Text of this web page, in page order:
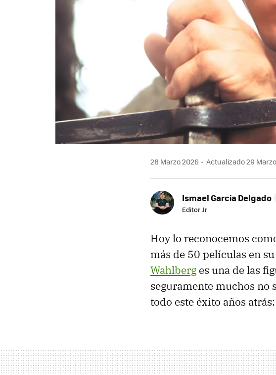
28 Marzo 2026 Actualizado 29
Ismael Garcia Delgado
Editor Jr
Hoy lo reconocemos
más de 50 películas en
Wahlberg es una de las
seguramente muchos no
todo este éxito años atrás: